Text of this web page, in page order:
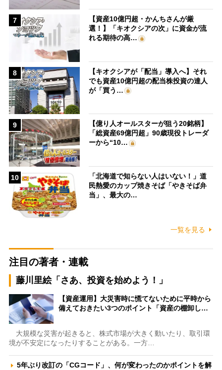
7
【資産10億円超・かんちさんが厳
選！】「キオクシアの次」に資金が流
れる期待の高…
8
【キオクシアが「配当」導入へ】それ
でも資産10億円超の配当株投資の達人
が「買う…
9
【億り人オールスターが狙う20銘柄】
「総資産69億円超」90歳現役トレーダ
ーから“10…
10
「北海道で知らない人はいない！」道
民熱愛のカップ焼きそば「やきそば弁
当」、最大の…
一覧を見る
注目の著者・連載
藤川里絵「さあ、投資を始めよう！」
【資産運用】大災害時に慌てないために平時から
備えておきたい3つのポイント「資産の棚卸し…
大規模な災害が起きると、株式市場が大きく動いたり、取引環
境が不安定になったりすることがある。一方…
5年ぶり改訂の「CGコード」、何が変わったのかポイントを解